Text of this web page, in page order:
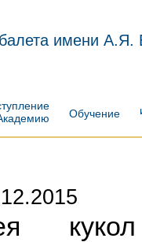
имени А.Я.
Обучение